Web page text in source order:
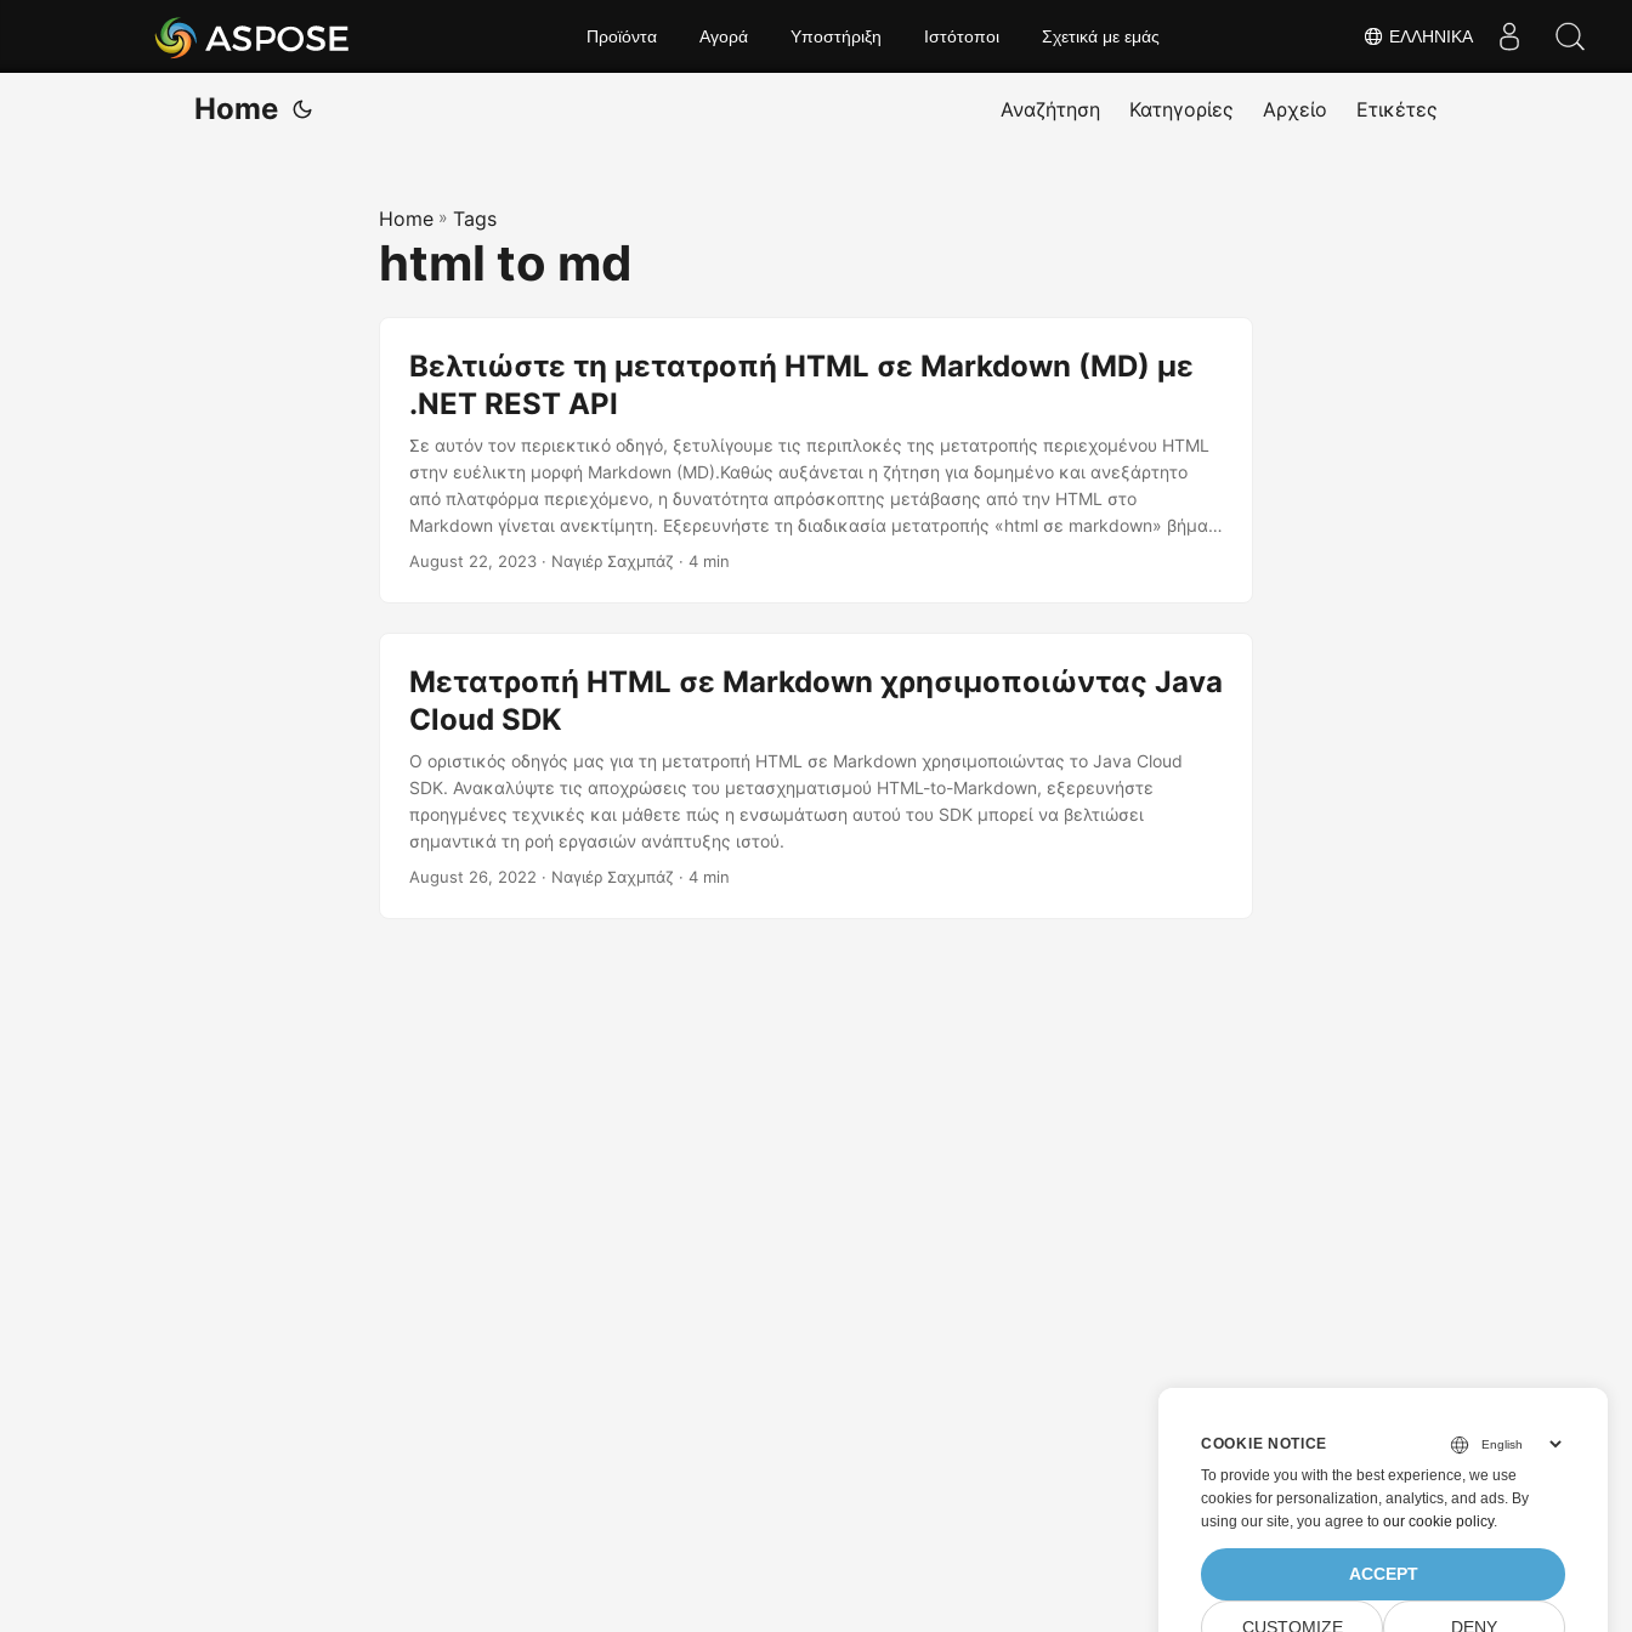
ΕΛΛΗΝΙΚΆ
Προϊόντα Αγορά Υποστήριξη Ιστότοποι Σχετικά με εμάς
Home Αναζήτηση Κατηγορίες Αρχείο Ετικέτες
Home » Tags
html to md
Βελτιώστε τη μετατροπή HTML σε Markdown (MD) με
.NET REST API
Σε αυτόν τον περιεκτικό οδηγό, ξετυλίγουμε τις περιπλοκές της μετατροπής περιεχομένου HTML
στην ευέλικτη μορφή Markdown (MD).Καθώς αυξάνεται η ζήτηση για δομημένο και ανεξάρτητο
από πλατφόρμα περιεχόμενο, η δυνατότητα απρόσκοπτης μετάβασης από την HTML στο
Markdown γίνεται ανεκτίμητη. Εξερευνήστε τη διαδικασία μετατροπής «html σε markdown» βήμα
προς βήμα χρησιμοποιώντας το .NET REST API, διασφαλίζοντας ότι το περιεχόμενό σας διατηρεί
August 22, 2023 · Ναγιέρ Σαχμπάζ · 4 min
Μετατροπή HTML σε Markdown χρησιμοποιώντας Java
Cloud SDK
Ο οριστικός οδηγός μας για τη μετατροπή HTML σε Markdown χρησιμοποιώντας το Java Cloud
SDK. Ανακαλύψτε τις αποχρώσεις του μετασχηματισμού HTML-to-Markdown, εξερευνήστε
προηγμένες τεχνικές και μάθετε πώς η ενσωμάτωση αυτού του SDK μπορεί να βελτιώσει
σημαντικά τη ροή εργασιών ανάπτυξης ιστού.
August 26, 2022 · Ναγιέρ Σαχμπάζ · 4 min
COOKIE NOTICE
To provide you with the best experience, we use
cookies for personalization, analytics, and ads. By
using our site, you agree to our cookie policy.
ACCEPT
CUSTOMIZE DENY